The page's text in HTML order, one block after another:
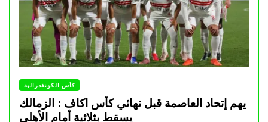
كأس الكونفدرالية
يهم إتحاد العاصمة قبل نهائي كأس اكاف : الزمالك